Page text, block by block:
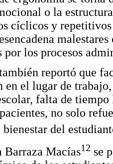
o la
cíclicos y repetitivos
por los procesos
reportó que
el lugar de
falta de
no solo
bienestar del
Barraza Macías12 se